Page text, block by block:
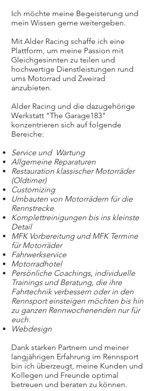
Ich möchte meine Begeisterung und
mein Wissen gerne weitergeben.
Mit Alder Racing schaffe ich eine
Plattform, um meine Passion mit
Gleichgesinnten zu teilen und
hochwertige Dienstleistungen rund
ums Motorrad und Zweirad
anzubieten.
Alder Racing und die dazugehörige
Werkstatt "The Garage183"
konzentrieren sich auf folgende
Bereiche:
Service und Wartung
Allgemeine Reparaturen
Restauration klassischer Motorräder
(Oldtimer)
Customizing
Umbauten von Motorrädern für die
Rennstrecke
Komplettreinigungen bis ins kleinste
Detail
MFK Vorbereitung und MFK Termine
für Motorräder​
Fahrwerkservice
Motorradhotel
Persönliche Coachings, individuelle
Trainings und Beratung, die ihre
Fahrtechnik verbessern oder in den
Rennsport einsteigen möchten bis hin
zu ganzen Rennwochenenden nur für
euch.
​Webdesign
Dank starken Partnern und meiner
langjährigen Erfahrung im Rennsport
bin ich überzeugt, meine Kunden und
Kollegen und Freunde optimal
betreuen und beraten zu können.